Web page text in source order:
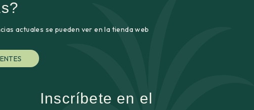
actuales se pueden ver en la tienda web
Inscríbete en el